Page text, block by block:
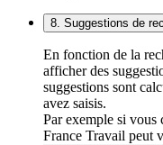
8. Suggestions de
En fonction de la
afficher des
suggestions sont
avez saisis.
Par exemple si vous
France Travail peut